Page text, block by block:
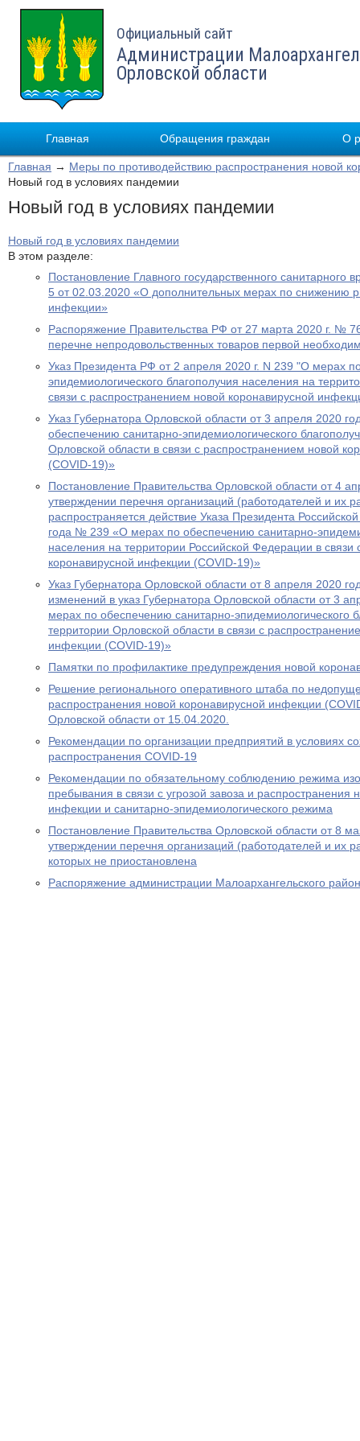
Официальный сайт
Администрации
Орловской области
Главная Обращения граждан О
Главная → Меры по противодействию распространения новой
Новый год в условиях пандемии
Новый год в условиях пандемии
Новый год в условиях пандемии
В этом разделе:
Постановление Главного государственного
5 от 02.03.2020 «О дополнительных мерах по снижению
инфекции»
Распоряжение Правительства РФ от 27 марта 2020 г. №
перечне непродовольственных товаров первой
Указ Президента РФ от 2 апреля 2020 г. N 239 "О мерах
эпидемиологического благополучия населения на
связи с распространением новой коронавирусной
Указ Губернатора Орловской области от 3 апреля 2020
обеспечению санитарно-эпидемиологического
Орловской области в связи с распространением новой
(COVID-19)»
Постановление Правительства Орловской области от 4
утверждении перечня организаций (работодателей и их
распространяется действие Указа Президента
года № 239 «О мерах по обеспечению санитарно-
населения на территории Российской Федерации в
коронавирусной инфекции (COVID-19)»
Указ Губернатора Орловской области от 8 апреля 2020
изменений в указ Губернатора Орловской области от 3
мерах по обеспечению санитарно-эпидемиологического
территории Орловской области в связи с
инфекции (COVID-19)»
Памятки по профилактике предупреждения новой
Решение регионального оперативного штаба по
распространения новой коронавирусной инфекции
Орловской области от 15.04.2020.
Рекомендации по организации предприятий в условиях
распространения COVID-19
Рекомендации по обязательному соблюдению режима
пребывания в связи с угрозой завоза и распространения
инфекции и санитарно-эпидемиологического режима
Постановление Правительства Орловской области от 8
утверждении перечня организаций (работодателей и их
которых не приостановлена
Распоряжение администрации Малоархангельского